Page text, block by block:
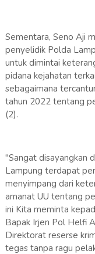
Sementara, Seno Aji
penyelidik Polda
untuk dimintai
pidana kejahatan
sebagaimana
tahun 2022 tentang
(2).
"Sangat disayangkan
Lampung terdapat
menyimpang dari
amanat UU tentang
ini Kita meminta
Bapak Irjen Pol Helfi
Direktorat reserse
tegas tanpa ragu